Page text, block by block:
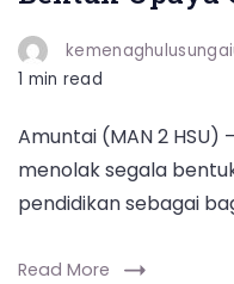
1 min read
Amuntai (MAN 2 HSU)
menolak segala
pendidikan sebagai
Read More